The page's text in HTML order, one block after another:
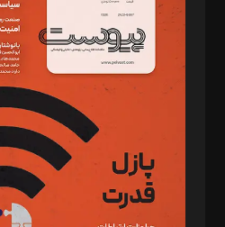
د‌بیر ناداستان: سمانه سمیع
د‌بیر خدمت و تجارت: ابوالفضل رجبی
د‌بیر حقوق فناوری: حسام‌الدین ایپکچی
د‌بیر پیوست جهان: مینا پاکدل
د‌بیر تحریریه آنلاین: بابک نقاش
تحریریه‌: مجتبی محمود‌ی، آرش برهمند،
مصطفی مسجدی آرانی، ابوالفضل رجبی،
رستمی،مصطفی باستان
ویرایش: نگار استاد‌‌آقا